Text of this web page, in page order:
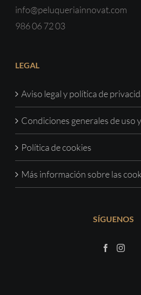
info@peluqueriainnovat.com
986 06 72 03
LEGAL
Aviso legal y política de
Condiciones generales de uso
Política de cookies
Más información sobre las
SÍGUENOS